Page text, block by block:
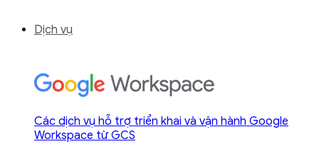
Dịch vụ
Các dịch vụ hỗ trợ triển khai và vận hành Google
Workspace từ GCS